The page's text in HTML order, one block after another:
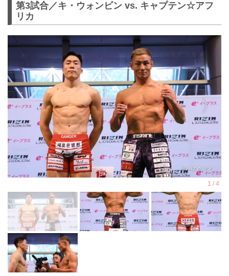
第3試合／キ・ウォンビン vs. キャプテン☆アフ
リカ